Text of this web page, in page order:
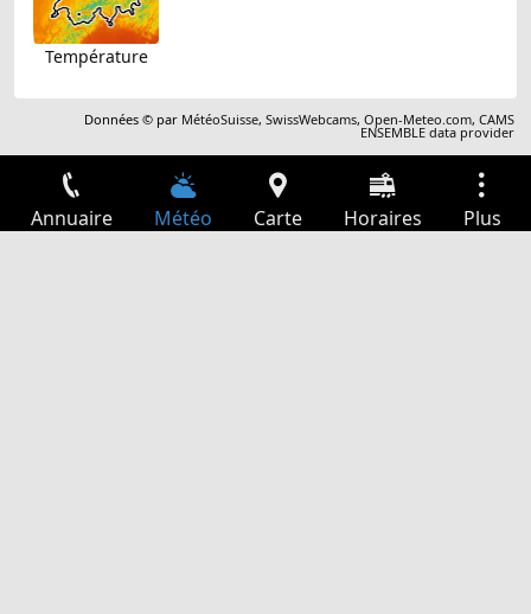
Température
Données © par MétéoSuisse,SwissWebcams,Open-Meteo.com,CAMS
ENSEMBLE data provider
Annuaire Météo Carte Horaires Plus